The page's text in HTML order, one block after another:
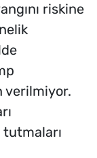
riskine
verilmiyor.